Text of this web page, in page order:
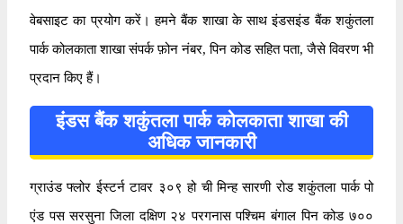
वेबसाइट का प्रयोग करें। हमने बैंक शाखा के साथ इंडसइंड बैंक शकुंतला
पार्क कोलकाता शाखा संपर्क फ़ोन नंबर, पिन कोड सहित पता, जैसे विवरण भी
प्रदान किए हैं।
इंडस बैंक शकुंतला पार्क कोलकाता शाखा की
अधिक जानकारी
ग्राउंड फ्लोर ईस्टर्न टावर ३०९ हो ची मिन्ह सारणी रोड शकुंतला पार्क पो
एंड पस सरसुना जिला दक्षिण २४ परगनास पश्चिम बंगाल पिन कोड ७००